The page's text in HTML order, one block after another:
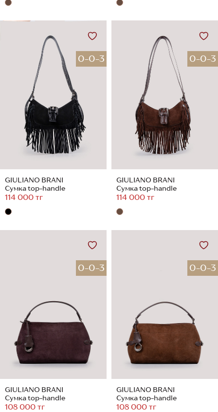
0-0-3
GIULIANO BRANI
Сумка top-handle
114 000 тг
0-0-3
GIULIANO BRANI
Сумка top-handle
114 000 тг
0-0-3
GIULIANO BRANI
Сумка top-handle
108 000 тг
0-0-3
GIULIANO BRANI
Сумка top-handle
108 000 тг